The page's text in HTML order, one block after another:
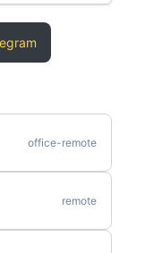
office-remote
remote